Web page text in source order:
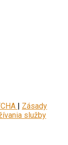
| Zásady
služby